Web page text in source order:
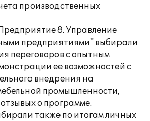
производственных
8. Управление
предприятиями" выбирали
переговоров с опытным
ее возможностей с
внедрения на
промышленности,
о программе.
также по итогам личных